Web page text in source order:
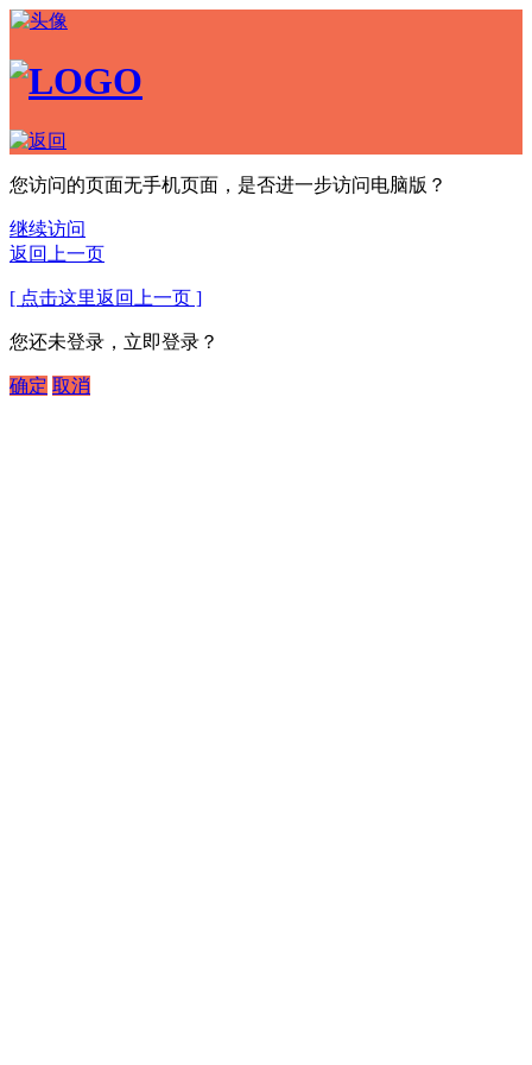
您访问的页面无手机页面，是否进一步访问电脑版？
继续访问
返回上一页
[ 点击这里返回上一页 ]
您还未登录，立即登录？
确定 取消